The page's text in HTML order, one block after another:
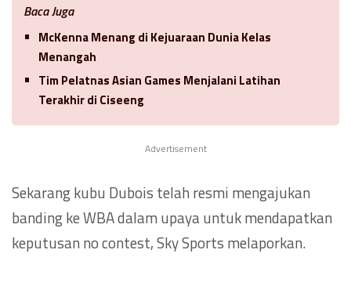
Baca Juga
McKenna Menang di Kejuaraan Dunia Kelas
Menangah
Tim Pelatnas Asian Games Menjalani Latihan
Terakhir di Ciseeng
Advertisement
Sekarang kubu Dubois telah resmi mengajukan
banding ke WBA dalam upaya untuk mendapatkan
keputusan no contest, Sky Sports melaporkan.